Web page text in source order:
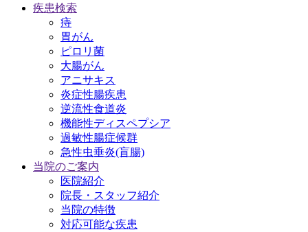
疾患検索
痔
胃がん
ピロリ菌
大腸がん
アニサキス
炎症性腸疾患
逆流性食道炎
機能性ディスペプシア
過敏性腸症候群
急性虫垂炎(盲腸)
当院のご案内
医院紹介
院長・スタッフ紹介
当院の特徴
対応可能な疾患